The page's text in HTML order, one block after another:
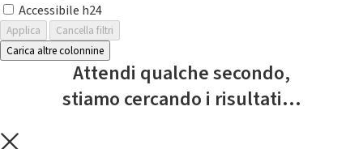
Accessibile h24
Applica
Cancella filtri
Carica altre colonnine
Attendi qualche secondo,
stiamo cercando i risultati...